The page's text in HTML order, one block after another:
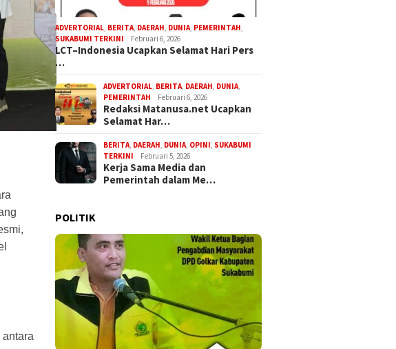
ADVERTORIAL BERITA DAERAH DUNIA PEMERINTAH
SUKABUMI TERKINI
Februari 6, 2026
LCT–Indonesia Ucapkan Selamat Hari Pers
…
ADVERTORIAL BERITA DAERAH DUNIA
PEMERINTAH
Februari 6, 2026
Redaksi Matanusa.net Ucapkan
Selamat Har…
BERITA DAERAH DUNIA OPINI SUKABUMI
TERKINI
Februari 5, 2026
Kerja Sama Media dan
Pemerintah dalam Me…
POLITIK